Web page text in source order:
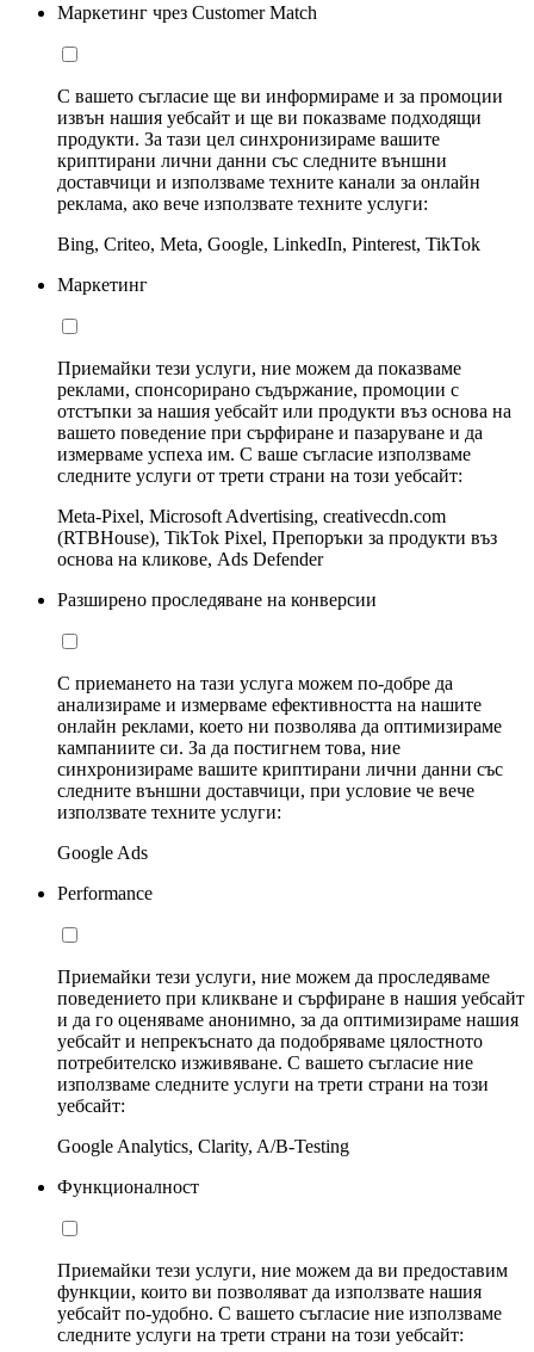
Маркетинг чрез Customer Match
С вашето съгласие ще ви информираме и за промоции
извън нашия уебсайт и ще ви показваме подходящи
продукти. За тази цел синхронизираме вашите
криптирани лични данни със следните външни
доставчици и използваме техните канали за онлайн
реклама, ако вече използвате техните услуги:
Bing, Criteo, Meta, Google, LinkedIn, Pinterest, TikTok
Маркетинг
Приемайки тези услуги, ние можем да показваме
реклами, спонсорирано съдържание, промоции с
отстъпки за нашия уебсайт или продукти въз основа на
вашето поведение при сърфиране и пазаруване и да
измерваме успеха им. С ваше съгласие използваме
следните услуги от трети страни на този уебсайт:
Meta-Pixel, Microsoft Advertising, creativecdn.com
(RTBHouse), TikTok Pixel, Препоръки за продукти въз
основа на кликове, Ads Defender
Разширено проследяване на конверсии
С приемането на тази услуга можем по-добре да
анализираме и измерваме ефективността на нашите
онлайн реклами, което ни позволява да оптимизираме
кампаниите си. За да постигнем това, ние
синхронизираме вашите криптирани лични данни със
следните външни доставчици, при условие че вече
използвате техните услуги:
Google Ads
Performance
Приемайки тези услуги, ние можем да проследяваме
поведението при кликване и сърфиране в нашия уебсайт
и да го оценяваме анонимно, за да оптимизираме нашия
уебсайт и непрекъснато да подобряваме цялостното
потребителско изживяване. С вашето съгласие ние
използваме следните услуги на трети страни на този
уебсайт:
Google Analytics, Clarity, A/B-Testing
Функционалност
Приемайки тези услуги, ние можем да ви предоставим
функции, които ви позволяват да използвате нашия
уебсайт по-удобно. С вашето съгласие ние използваме
следните услуги на трети страни на този уебсайт: